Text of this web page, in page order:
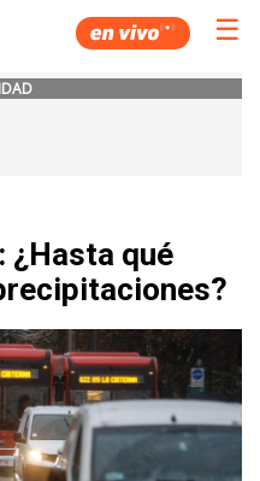
☰
¿Hasta qué